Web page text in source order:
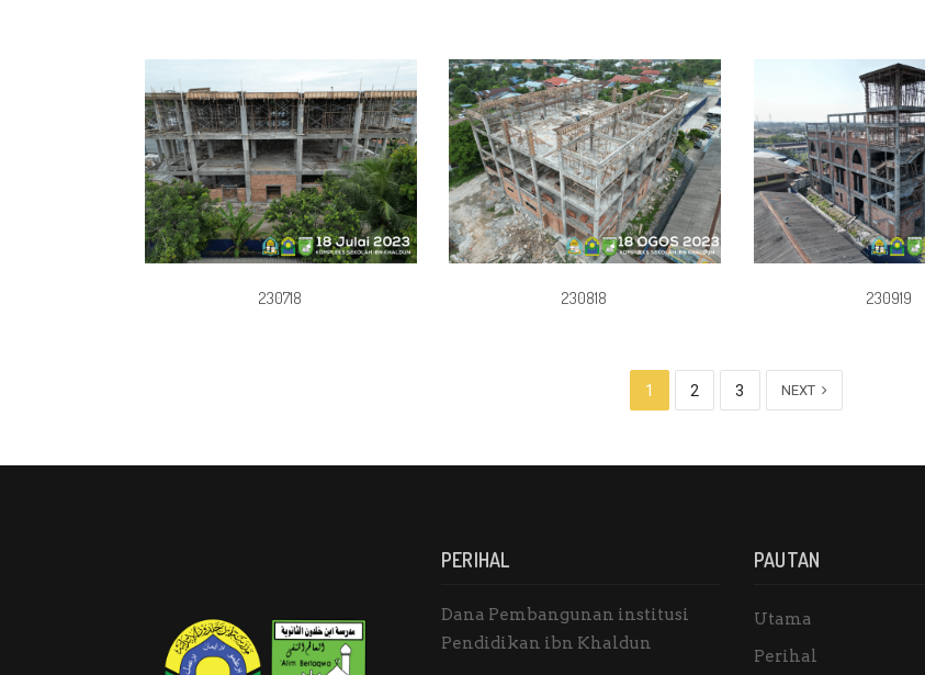
230718 230818 230919
1 2 3 NEXT
PERIHAL
Dana Pembangunan institusi
Pendidikan ibn Khaldun
PAUTAN
Utama
Perihal